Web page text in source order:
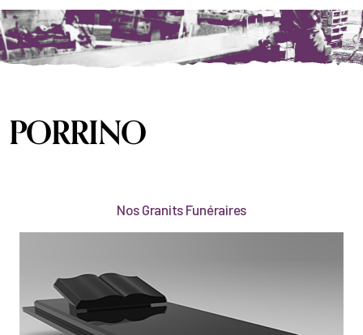
&
Fils
PORRINO
Nos Granits Funéraires